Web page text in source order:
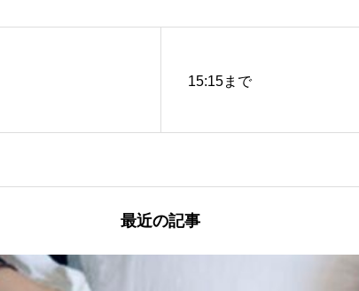
15:15まで
最近の記事